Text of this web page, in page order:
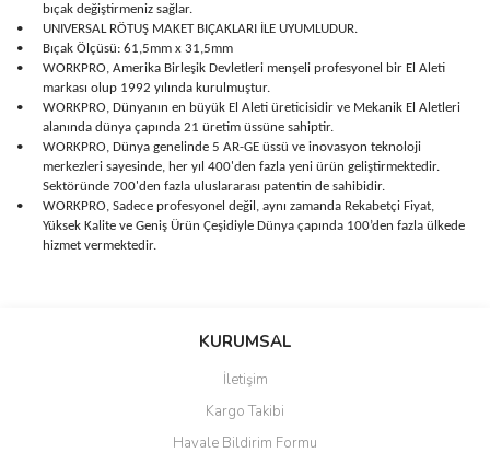
bıçak değiştirmeniz sağlar.
•
UNIVERSAL RÖTUŞ MAKET BIÇAKLARI İLE UYUMLUDUR.
•
Bıçak Ölçüsü: 61,5mm x 31,5mm
•
WORKPRO, Amerika Birleşik Devletleri menşeli profesyonel bir El Aleti
markası olup 1992 yılında kurulmuştur.
•
WORKPRO, Dünyanın en büyük El Aleti üreticisidir ve Mekanik El Aletleri
alanında dünya çapında 21 üretim üssüne sahiptir.
•
WORKPRO, Dünya genelinde 5 AR-GE üssü ve inovasyon teknoloji
merkezleri sayesinde, her yıl 400'den fazla yeni ürün geliştirmektedir.
Sektöründe 700'den fazla uluslararası patentin de sahibidir.
•
WORKPRO, Sadece profesyonel değil, aynı zamanda Rekabetçi Fiyat,
Yüksek Kalite ve Geniş Ürün Çeşidiyle Dünya çapında 100’den fazla ülkede
hizmet vermektedir.
Bu ürüne ilk yorumu siz yapın!
Ürün resmi kalitesiz, bozuk veya görüntülenemiyor.
Ürün açıklamasında eksik bilgiler bulunuyor.
KURUMSAL
İletişim
Kargo Takibi
Havale Bildirim Formu